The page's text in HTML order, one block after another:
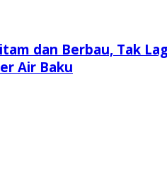
dan Berbau, Tak
Air Baku